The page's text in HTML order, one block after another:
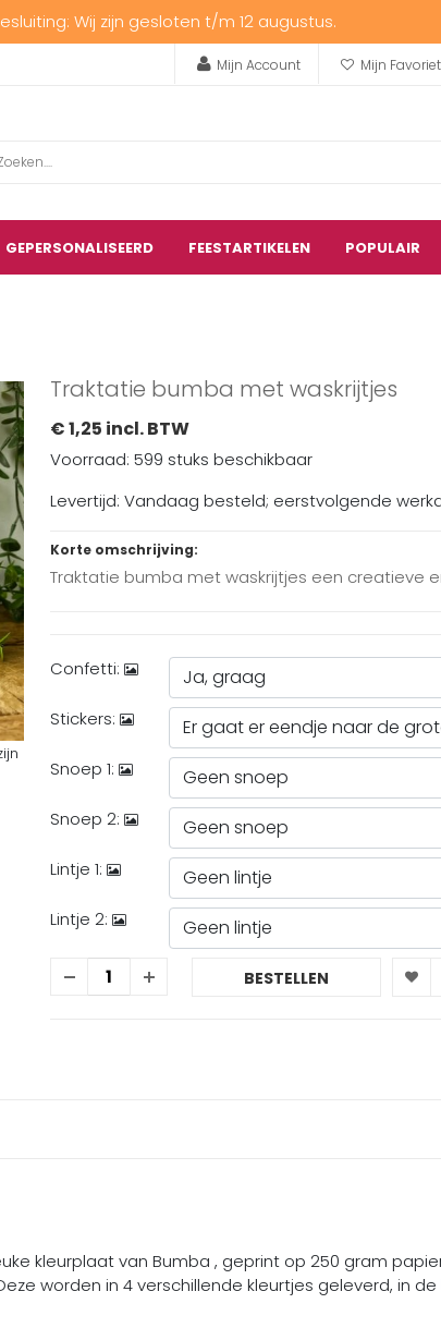
Wij zijn gesloten t/m 12 augustus.
Mijn Account Mijn
GEPERSONALISEERD FEESTARTIKELEN POPULAIR
Traktatie bumba met waskrijtjes
€ 1,25 incl. BTW
Voorraad: 599 stuks beschikbaar
Levertijd: Vandaag besteld; eerstvolgende
Korte omschrijving:
Traktatie bumba met waskrijtjes een creatieve
Confetti:
Stickers:
Snoep 1:
Snoep 2:
Lintje 1:
Lintje 2:
BESTELLEN
kleurplaat van Bumba , geprint op 250 gram
worden in 4 verschillende kleurtjes geleverd, in